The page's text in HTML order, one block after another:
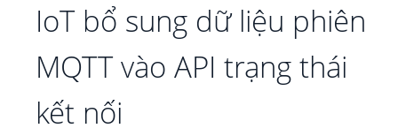
IoT bổ sung dữ liệu phiên
MQTT vào API trạng thái
kết nối